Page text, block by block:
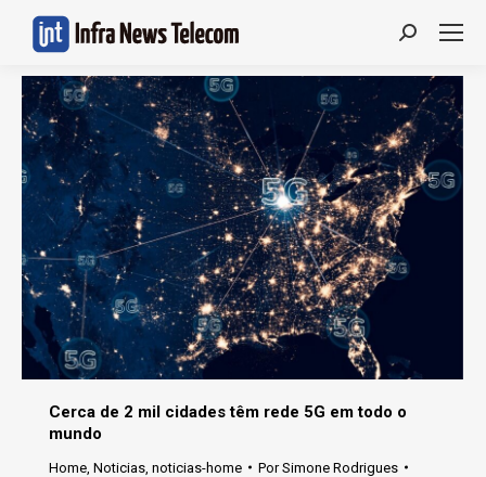
Search:
Cerca de 2 mil cidades têm rede 5G em todo o
mundo
Home Noticias noticias-home PorSimone Rodrigues